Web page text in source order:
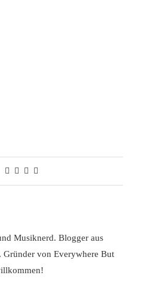
Musiknerd. Blogger aus
Gründer von Everywhere But